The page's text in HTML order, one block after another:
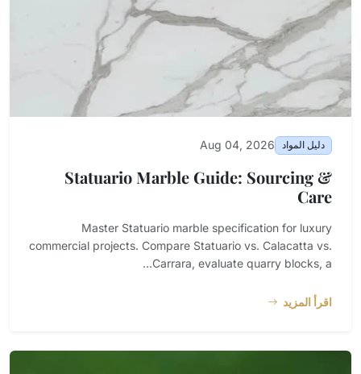
دليل المواد Aug 04, 2026
Statuario Marble Guide: Sourcing &
Care
Master Statuario marble specification for luxury
commercial projects. Compare Statuario vs. Calacatta vs.
Carrara, evaluate quarry blocks, a...
اقرأ المزيد